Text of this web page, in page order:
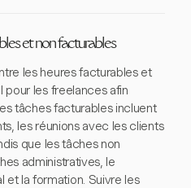
et non facturables
les heures facturables et
pour les freelances afin
tâches facturables incluent
les réunions avec les clients
que les tâches non
administratives, le
la formation. Suivre les